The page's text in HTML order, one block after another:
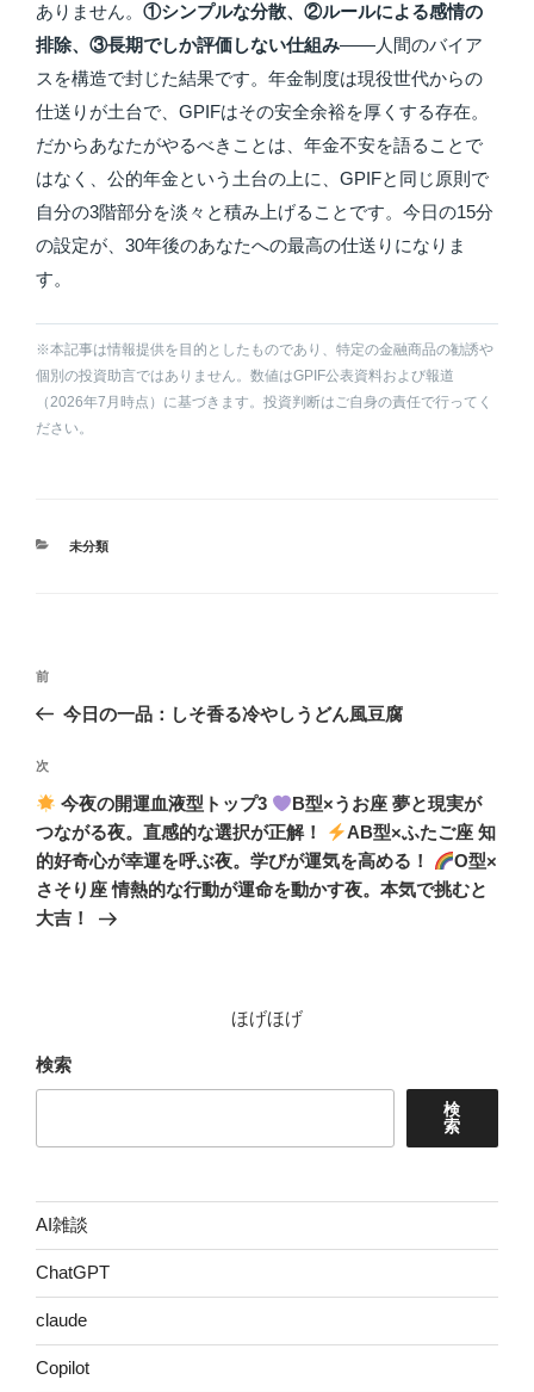
ありません。 ①シンプルな分散、②ルールによる感情の
排除、③長期でしか評価しない仕組み——人間のバイア
スを構造で封じた結果です。年金制度は現役世代からの
仕送りが土台で、GPIFはその安全余裕を厚くする存在。
だからあなたがやるべきことは、年金不安を語ることで
はなく、公的年金という土台の上に、GPIFと同じ原則で
自分の3階部分を淡々と積み上げることです。今日の15分
の設定が、30年後のあなたへの最高の仕送りになりま
す。
※本記事は情報提供を目的としたものであり、特定の金融商品の勧誘や
個別の投資助言ではありません。数値はGPIF公表資料および報道
（2026年7月時点）に基づきます。投資判断はご自身の責任で行ってく
ださい。
カ
未分類
投
ビ
ゲ
ー
シ
ョ
ン
前
の
稿
前
今日の一品：しそ香る冷やしうどん風豆腐
次
の
投
稿
次
今夜の開運血液型トップ3
B型×うお座 夢と現実が
つながる夜。直感的な選択が正解！
AB型×ふたご座 知
的好奇心が幸運を呼ぶ夜。学びが運気を高める！
O型×
さそり座 情熱的な行動が運命を動かす夜。本気で挑むと
大吉！
ほげほげ
検索
検
索
AI雑談
ChatGPT
claude
Copilot